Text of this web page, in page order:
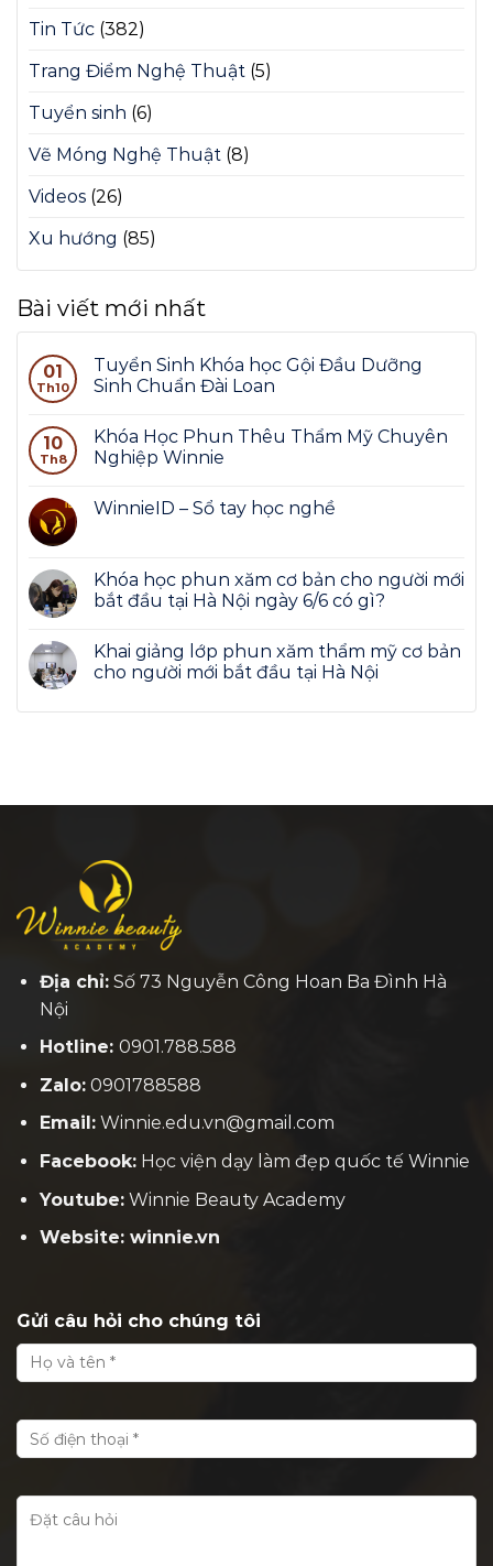
Tin Tức (382)
Trang Điểm Nghệ Thuật (5)
Tuyển sinh (6)
Vẽ Móng Nghệ Thuật (8)
Videos (26)
Xu hướng (85)
Bài viết mới nhất
01
Th10
Tuyển Sinh Khóa học Gội Đầu Dưỡng
Sinh Chuẩn Đài Loan
10
Th8
Khóa Học Phun Thêu Thẩm Mỹ Chuyên
Nghiệp Winnie
WinnieID – Sổ tay học nghề
Khóa học phun xăm cơ bản cho người mới
bắt đầu tại Hà Nội ngày 6/6 có gì?
Khai giảng lớp phun xăm thẩm mỹ cơ bản
cho người mới bắt đầu tại Hà Nội
Địa chỉ:Số 73 Nguyễn Công Hoan Ba Đình Hà
Nội
Hotline: 0901.788.588
Zalo:0901788588
Email:Winnie.edu.vn@gmail.com
Facebook:Học viện dạy làm đẹp quốc tế Winnie
Youtube:Winnie Beauty Academy
Website: winnie.vn
Gửi câu hỏi cho chúng tôi